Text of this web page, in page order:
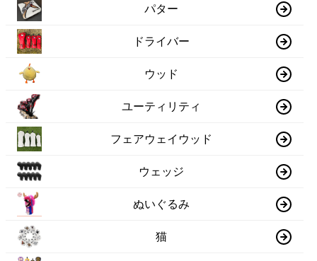
パター
ドライバー
ウッド
ユーティリティ
フェアウェイウッド
ウェッジ
ぬいぐるみ
猫